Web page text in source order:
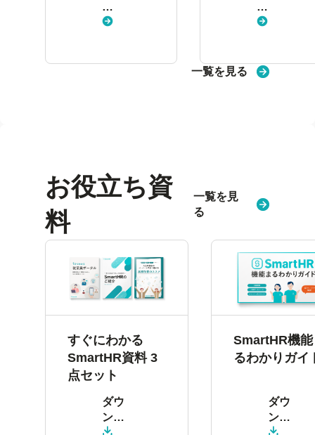
トマネジメン
ト推進へ
し
く
し
く
一覧を見る
お役立ち資
料
一覧を見
る
すぐにわかる
SmartHR資料 3
点セット
ダウ
ン
ロー
SmartHR機
るわかりガイ
ダウ
ン
ロー